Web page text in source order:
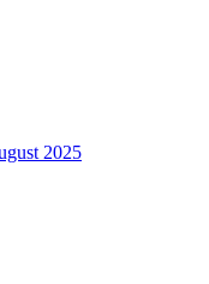
2025